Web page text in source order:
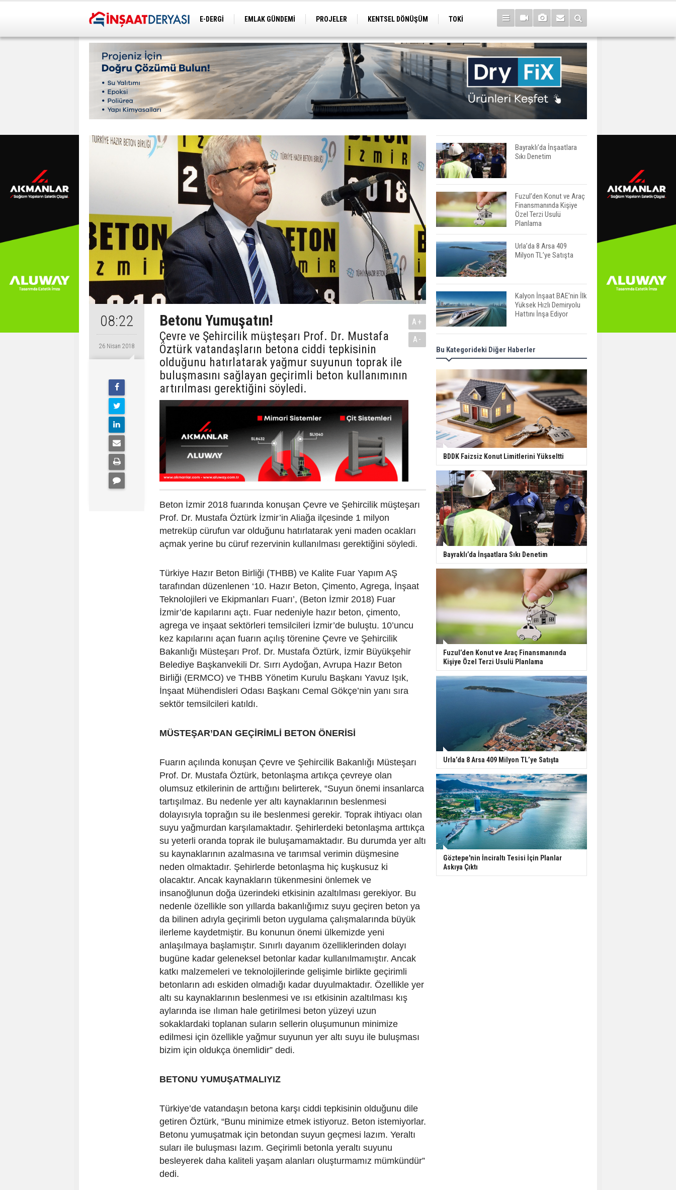
E-DERGİ EMLAK GÜNDEMİ PROJELER KENTSEL DÖNÜŞÜM
TOKİ
08:22
26 Nisan 2018
Betonu Yumuşatın!
Çevre ve Şehircilik müşteşarı Prof. Dr. Mustafa
Öztürk vatandaşların betona ciddi tepkisinin
olduğunu hatırlatarak yağmur suyunun toprak ile
buluşmasını sağlayan geçirimli beton kullanımının
artırılması gerektiğini söyledi.
A+
A-
Beton İzmir 2018 fuarında konuşan Çevre ve Şehircilik müşteşarı
Prof. Dr. Mustafa Öztürk İzmir’in Aliağa ilçesinde 1 milyon
metreküp cürufun var olduğunu hatırlatarak yeni maden ocakları
açmak yerine bu cüruf rezervinin kullanılması gerektiğini söyledi.
Türkiye Hazır Beton Birliği (THBB) ve Kalite Fuar Yapım AŞ
tarafından düzenlenen ‘10. Hazır Beton, Çimento, Agrega, İnşaat
Teknolojileri ve Ekipmanları Fuarı’, (Beton İzmir 2018) Fuar
İzmir’de kapılarını açtı. Fuar nedeniyle hazır beton, çimento,
agrega ve inşaat sektörleri temsilcileri İzmir’de buluştu. 10’uncu
kez kapılarını açan fuarın açılış törenine Çevre ve Şehircilik
Bakanlığı Müsteşarı Prof. Dr. Mustafa Öztürk, İzmir Büyükşehir
Belediye Başkanvekili Dr. Sırrı Aydoğan, Avrupa Hazır Beton
Birliği (ERMCO) ve THBB Yönetim Kurulu Başkanı Yavuz Işık,
İnşaat Mühendisleri Odası Başkanı Cemal Gökçe’nin yanı sıra
sektör temsilcileri katıldı.
MÜSTEŞAR’DAN GEÇİRİMLİ BETON ÖNERİSİ
Fuarın açılında konuşan Çevre ve Şehircilik Bakanlığı Müsteşarı
Prof. Dr. Mustafa Öztürk, betonlaşma artıkça çevreye olan
olumsuz etkilerinin de arttığını belirterek, “Suyun önemi insanlarca
tartışılmaz. Bu nedenle yer altı kaynaklarının beslenmesi
dolayısıyla toprağın su ile beslenmesi gerekir. Toprak ihtiyacı olan
suyu yağmurdan karşılamaktadır. Şehirlerdeki betonlaşma arttıkça
su yeterli oranda toprak ile buluşamamaktadır. Bu durumda yer altı
su kaynaklarının azalmasına ve tarımsal verimin düşmesine
neden olmaktadır. Şehirlerde betonlaşma hiç kuşkusuz ki
olacaktır. Ancak kaynakların tükenmesini önlemek ve
insanoğlunun doğa üzerindeki etkisinin azaltılması gerekiyor. Bu
nedenle özellikle son yıllarda bakanlığımız suyu geçiren beton ya
da bilinen adıyla geçirimli beton uygulama çalışmalarında büyük
ilerleme kaydetmiştir. Bu konunun önemi ülkemizde yeni
anlaşılmaya başlamıştır. Sınırlı dayanım özelliklerinden dolayı
bugüne kadar geleneksel betonlar kadar kullanılmamıştır. Ancak
katkı malzemeleri ve teknolojilerinde gelişimle birlikte geçirimli
betonların adı eskiden olmadığı kadar duyulmaktadır. Özellikle yer
altı su kaynaklarının beslenmesi ve ısı etkisinin azaltılması kış
aylarında ise ılıman hale getirilmesi beton yüzeyi uzun
sokaklardaki toplanan suların sellerin oluşumunun minimize
edilmesi için özellikle yağmur suyunun yer altı suyu ile buluşması
bizim için oldukça önemlidir” dedi.
BETONU YUMUŞATMALIYIZ
Türkiye’de vatandaşın betona karşı ciddi tepkisinin olduğunu dile
getiren Öztürk, “Bunu minimize etmek istiyoruz. Beton istemiyorlar.
Betonu yumuşatmak için betondan suyun geçmesi lazım. Yeraltı
suları ile buluşması lazım. Geçirimli betonla yeraltı suyunu
besleyerek daha kaliteli yaşam alanları oluşturmamız mümkündür”
dedi.
Bayraklı’da İnşaatlara
Sıkı Denetim
Fuzul’den Konut ve Araç
Finansmanında Kişiye
Özel Terzi Usulü
Planlama
Urla’da 8 Arsa 409
Milyon TL’ye Satışta
Kalyon İnşaat BAE'nin İlk
Yüksek Hızlı Demiryolu
Hattını İnşa Ediyor
ABD'de Konut Kredisi
Faizi Son Bir Yılın En
TOKİ 51 İlde 540 Konut
ve İş Yerini Satışa
Sunuyor
Yatırımcıların Bina Tercihi
Değişiyor: Dijital Altyapı
Öne Çıkıyor
TOKİ'nin Kiralık Sosyal
Konut Modeli Kiraları
Düşürür Mü?
İkinci El Konut Fiyatları
İspanya'da Bir Yılda
Yüzde 16,2 Arttı
Konut Satışları Güçlü
Seyrini Korudu Yabancıya
Satış Geriledi
Bu Kategorideki Diğer Haberler
BDDK Faizsiz Konut Limitlerini Yükseltti
Bayraklı’da İnşaatlara Sıkı Denetim
Fuzul’den Konut ve Araç Finansmanında
Kişiye Özel Terzi Usulü Planlama
Urla’da 8 Arsa 409 Milyon TL’ye Satışta
Göztepe'nin İnciraltı Tesisi İçin Planlar
Askıya Çıktı